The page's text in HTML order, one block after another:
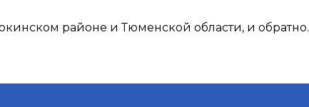
районе и Тюменской области, и обратно.